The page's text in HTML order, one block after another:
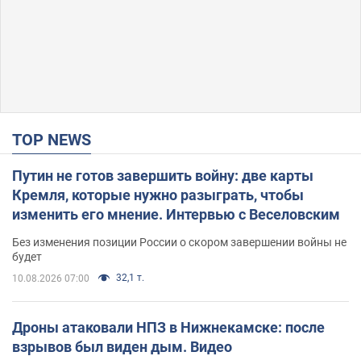
TOP NEWS
Путин не готов завершить войну: две карты
Кремля, которые нужно разыграть, чтобы
изменить его мнение. Интервью с Веселовским
Без изменения позиции России о скором завершении войны не
будет
10.08.2026 07:00 32,1 т.
Дроны атаковали НПЗ в Нижнекамске: после
взрывов был виден дым. Видео